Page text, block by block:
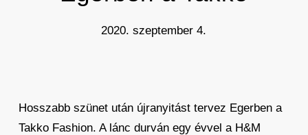
2020. szeptember 4.
Hosszabb szünet után újranyitást tervez Egerben a
Takko Fashion. A lánc durván egy évvel a H&M